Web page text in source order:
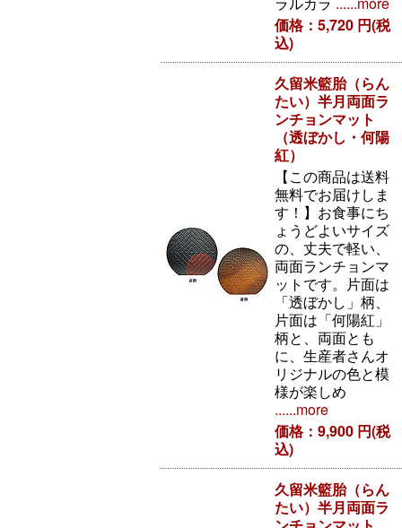
価格：5,720 円(税
込)
久留米籃胎（らん
たい）半月両面ラ
ンチョンマット
（透ぼかし・何陽
紅）
【この商品は送料
無料でお届けしま
す！】お食事にち
ょうどよいサイズ
の、丈夫で軽い、
両面ランチョンマ
ットです。片面は
「透ぼかし」柄、
片面は「何陽紅」
柄と、両面とも
に、生産者さんオ
リジナルの色と模
様が楽しめ
......more
価格：9,900 円(税
込)
久留米籃胎（らん
たい）半月両面ラ